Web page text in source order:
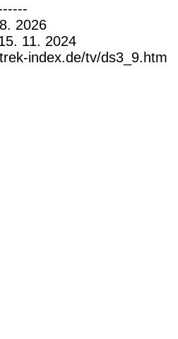
2026
11. 2024
index.de/tv/ds3_9.htm